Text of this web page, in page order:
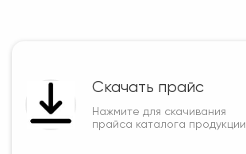
Скачать прайс
Нажмите для скачивания
прайса каталога продукции